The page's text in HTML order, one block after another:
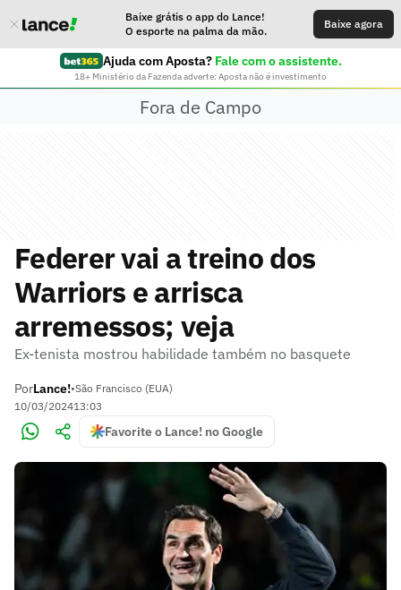
Baixe grátis o app do Lance!
O esporte na palma da mão.
Baixe agora
Ajuda com Aposta? Fale com o assistente.
18+ Ministério da Fazenda adverte: Aposta não é investimento
Fora de Campo
Federer vai a treino dos
Warriors e arrisca
arremessos; veja
Ex-tenista mostrou habilidade também no basquete
PorLance!•São Francisco (EUA)
10/03/202413:03
Favorite o Lance! no Google